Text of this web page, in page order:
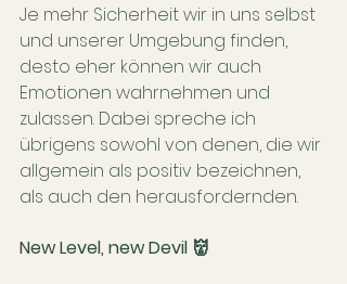
Je mehr Sicherheit wir in uns selbst
und unserer Umgebung finden,
desto eher können wir auch
Emotionen wahrnehmen und
zulassen. Dabei spreche ich
übrigens sowohl von denen, die wir
allgemein als positiv bezeichnen,
als auch den herausfordernden.
New Level, new Devil 👹